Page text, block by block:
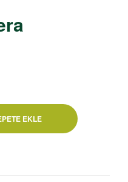
EKLE